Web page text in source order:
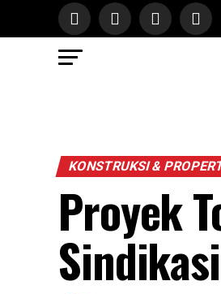
KONSTRUKSI &
Proyek